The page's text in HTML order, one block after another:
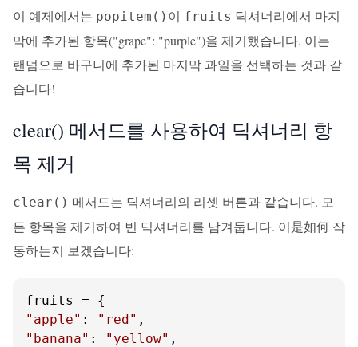
이 예제에서는 popitem() 이 fruits 딕셔너리에서 마지
막에 추가된 항목("grape": "purple")을 제거했습니다. 이는
랜덤으로 바구니에 추가된 마지막 과일을 선택하는 것과 같
습니다!
clear() 메서드를 사용하여 딕셔너리 항
목 제거
clear() 메서드는 딕셔너리의 리셋 버튼과 같습니다. 모
든 항목을 제거하여 빈 딕셔너리를 남겨둡니다. 이是如何 작
동하는지 보겠습니다:
"apple" : "red"
"banana" : "yellow"